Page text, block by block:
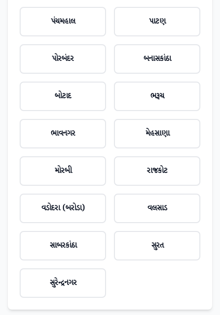
પંચમહાલ પાટણ
પોરબંદર બનાસકાંઠા
બોટાદ ભરૂચ
ભાવનગર મેહસાણા
મોરબી રાજકોટ
વડોદરા (બરોડા) વલસાડ
સાબરકાંઠા સુરત
સુરેન્દ્રનગર